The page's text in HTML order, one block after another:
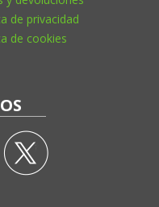
de privacidad
de cookies